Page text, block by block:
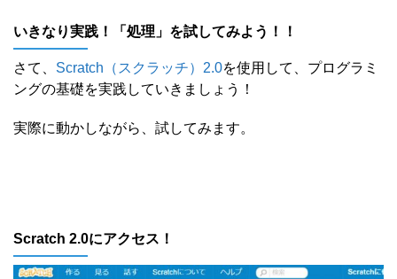
いきなり実践！「処理」を試してみよう！！
さて、 Scratch（スクラッチ）2.0を使用して、プログラミ
ングの基礎を実践していきましょう！
実際に動かしながら、試してみます。
Scratch 2.0にアクセス！